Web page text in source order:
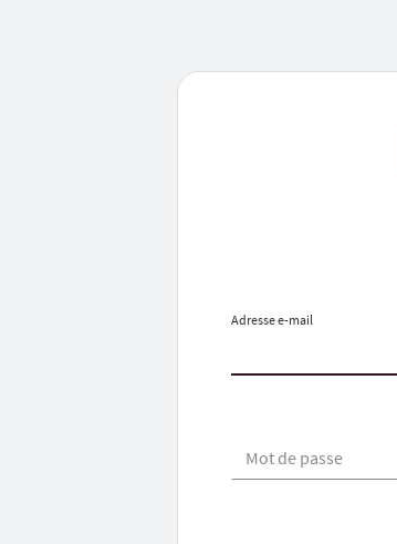
Adresse e-mail
Mot de passe